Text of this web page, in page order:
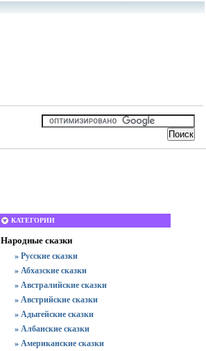
КАТЕГОРИИ
Народные сказки
» Русские сказки
» Абхазские сказки
» Австралийские сказки
» Австрийские сказки
» Адыгейские сказки
» Албанские сказки
» Американские сказки